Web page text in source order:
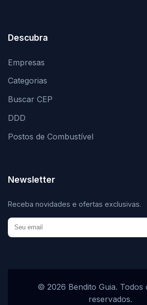
Descubra
Empresas
Categorias
Buscar CEP
DDD
Postos de Combustível
Newsletter
Receba novidades e ofertas exclusivas.
© 2026 Bendito Guia. Todos
reservados.